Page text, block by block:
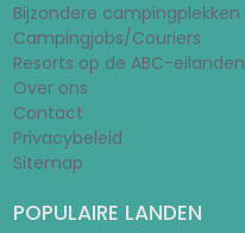
Bijzondere campingplekken
Campingjobs/Couriers
Resorts op de ABC-eilanden
Over ons
Contact
Privacybeleid
Sitemap
POPULAIRE LANDEN